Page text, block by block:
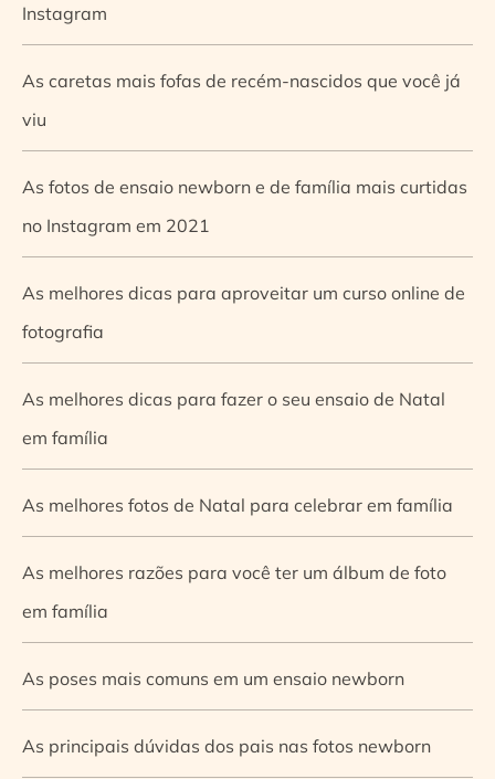
Instagram
As caretas mais fofas de recém-nascidos que você já
viu
As fotos de ensaio newborn e de família mais curtidas
no Instagram em 2021
As melhores dicas para aproveitar um curso online de
fotografia
As melhores dicas para fazer o seu ensaio de Natal
em família
As melhores fotos de Natal para celebrar em família
As melhores razões para você ter um álbum de foto
em família
As poses mais comuns em um ensaio newborn
As principais dúvidas dos pais nas fotos newborn